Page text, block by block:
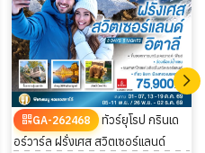
GA-262468
ทัวร์ยุโรป กรินเด
อร์วาร์ล ฝรั่งเศส สวิตเซอร์แลนด์